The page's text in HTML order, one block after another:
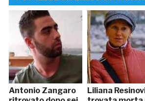
Antonio Zangaro
Liliana